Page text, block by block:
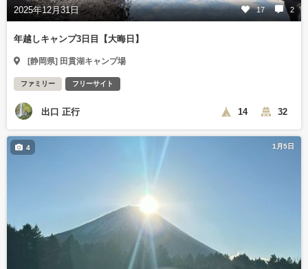
2025年12月31日 17 2
年越しキャンプ3日目【大晦日】
[静岡県] 田貫湖キャンプ場
ファミリー フリーサイト
出口 正行 14 32
1月5日
4